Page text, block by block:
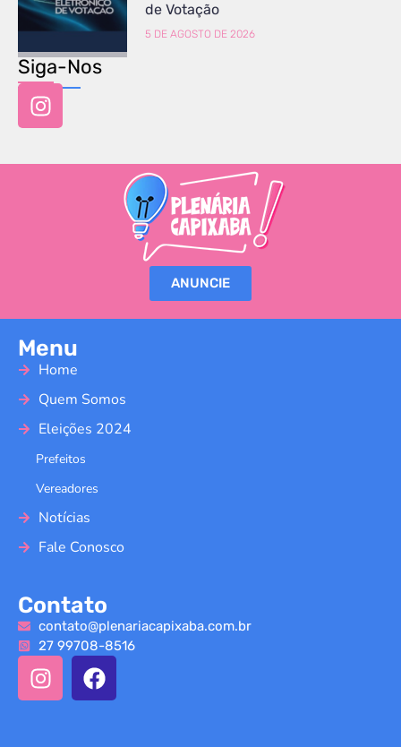
de Votação
5 DE AGOSTO DE 2026
Siga-Nos
ANUNCIE
Menu
Home
Quem Somos
Eleições 2024
Prefeitos
Vereadores
Notícias
Fale Conosco
Contato
contato@plenariacapixaba.com.br
27 99708-8516